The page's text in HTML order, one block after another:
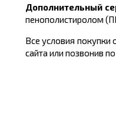
Дополнительный
пенополистиролом
Все условия покупки
сайта или позвонив